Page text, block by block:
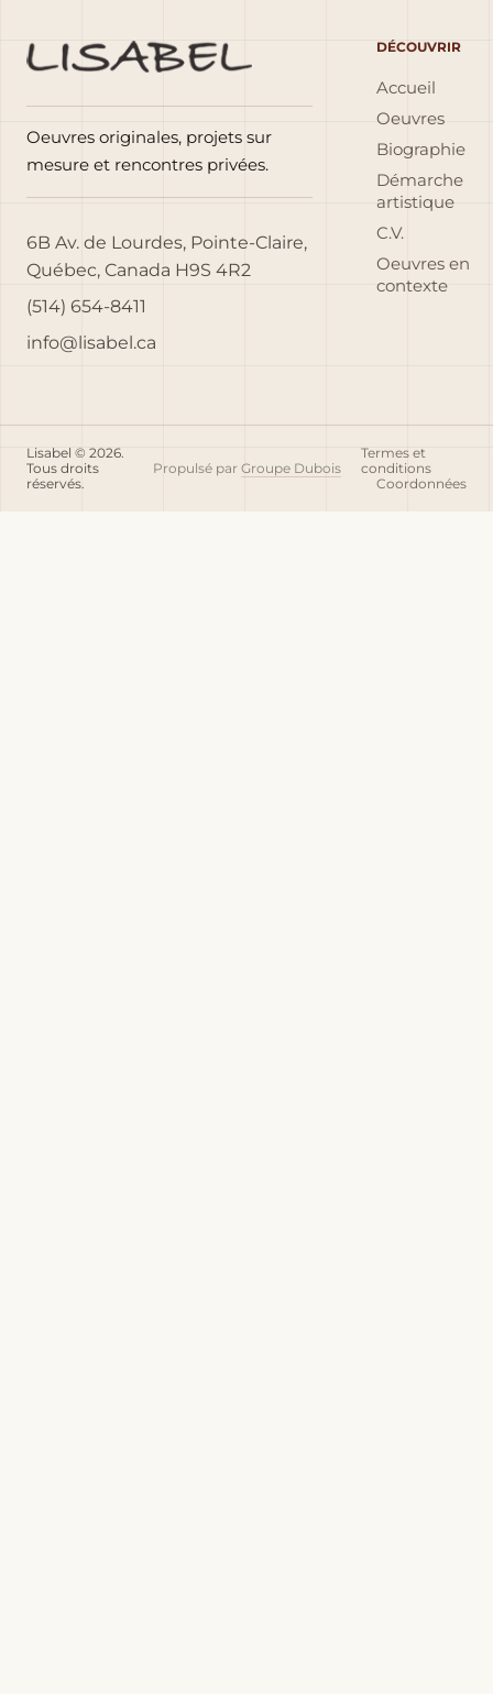
Oeuvres originales, projets sur
mesure et rencontres privées.
6B Av. de Lourdes, Pointe-Claire,
Québec, Canada H9S 4R2
(514) 654-8411
info@lisabel.ca
DÉCOUVRIR
Accueil
Oeuvres
Biographie
Démarche
artistique
C.V.
Oeuvres en
contexte
Lisabel © 2026.
Tous droits
réservés.
Propulsé par Groupe Dubois
Termes et
conditions
Coordonnées